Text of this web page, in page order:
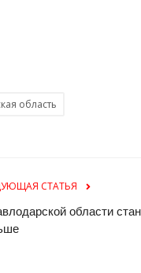
область
СТАТЬЯ
области
Происшествия